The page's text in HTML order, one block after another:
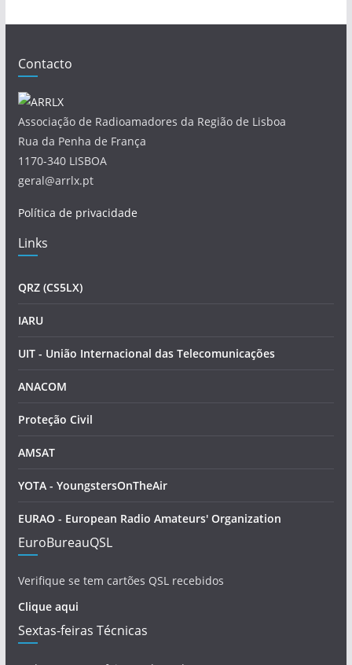
Contacto
Associação de Radioamadores da Região de Lisboa
Rua da Penha de França
1170-340 LISBOA
geral@arrlx.pt
Política de privacidade
Links
QRZ (CS5LX)
IARU
UIT - União Internacional das Telecomunicações
ANACOM
Proteção Civil
AMSAT
YOTA - YoungstersOnTheAir
EURAO - European Radio Amateurs' Organization
EuroBureauQSL
Verifique se tem cartões QSL recebidos
Clique aqui
Sextas-feiras Técnicas